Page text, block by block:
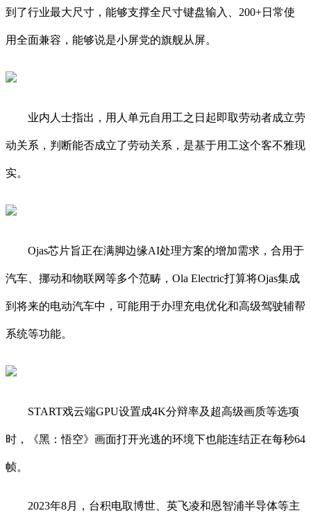
到了行业最大尺寸，能够支撑全尺寸键盘输入、200+日常使
用全面兼容，能够说是小屏党的旗舰从屏。
业内人士指出，用人单元自用工之日起即取劳动者成立劳
动关系，判断能否成立了劳动关系，是基于用工这个客不雅现
实。
Ojas芯片旨正在满脚边缘AI处理方案的增加需求，合用于
汽车、挪动和物联网等多个范畴，Ola Electric打算将Ojas集成
到将来的电动汽车中，可能用于办理充电优化和高级驾驶辅帮
系统等功能。
START戏云端GPU设置成4K分辩率及超高级画质等选项
时，《黑：悟空》画面打开光逃的环境下也能连结正在每秒64
帧。
2023年8月，台积电取博世、英飞凌和恩智浦半导体等主